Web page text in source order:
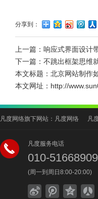
分享到：
上一篇： 响应式界面设计
下一篇： 不跳出框架思维
本文标题： 北京网站制作
本文网址： http://
凡度网络旗下网站： 凡度网络 凡
凡度服务电话
010-51668909
(周一到周日8:00-20:00)